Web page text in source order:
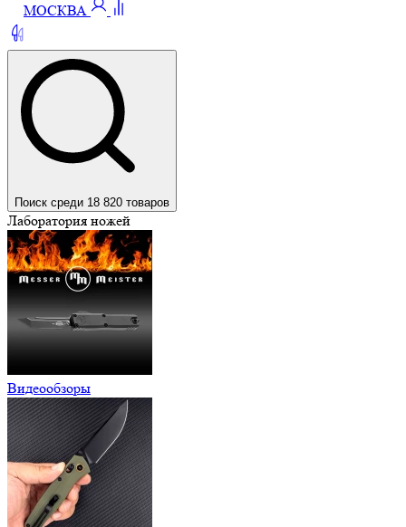
МОСКВА
Поиск среди 18 820 товаров
Лаборатория ножей
Видеообзоры